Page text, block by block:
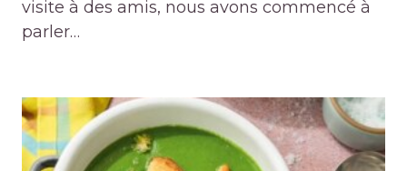
visite à des amis, nous avons commencé à
parler…